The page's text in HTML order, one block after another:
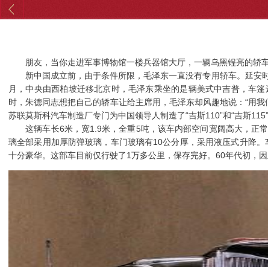
朋友，当你走进军事博物馆一楼兵器馆大厅，一辆乌黑锃亮的轿车
新中国成立前，由于条件所限，毛泽东一直没有专用轿车。延安
月，中央由西柏坡迁移北京时，毛泽东乘坐的是辆美式中吉普，车
时，朱德同志想把自己的轿车让给主席用，毛泽东却风趣地说：“用
苏联莫斯科汽车制造厂专门为中国领导人制造了“吉斯110”和“吉斯
这辆车长6米，宽1.9米，全重5吨，该车内部空间宽阔高大，正常
璃全部采用加厚防弹玻璃，车门玻璃有10公分厚，采用液压式升降
十分豪华。这部车目前仅行驶了1万多公里，保存完好。60年代初，